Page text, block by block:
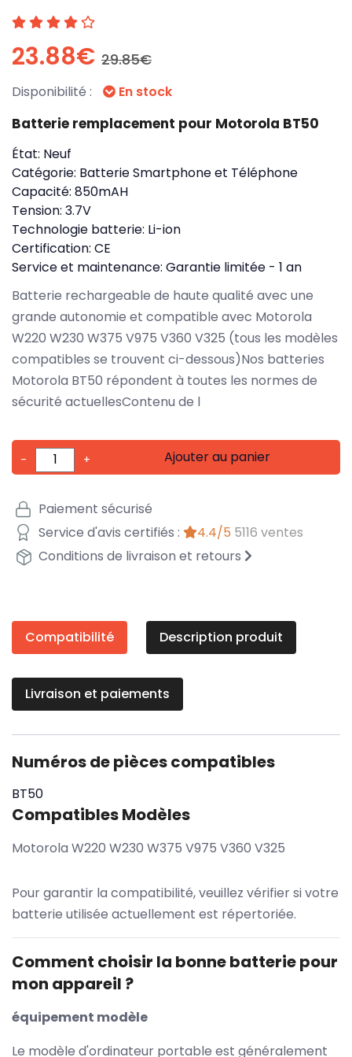
23.88€ 29.85€
Disponibilité : En stock
Batterie remplacement pour Motorola BT50
État: Neuf
Catégorie: Batterie Smartphone et Téléphone
Capacité: 850mAH
Tension: 3.7V
Technologie batterie: Li-ion
Certification: CE
Service et maintenance: Garantie limitée - 1 an
Batterie rechargeable de haute qualité avec une
grande autonomie et compatible avec Motorola
W220 W230 W375 V975 V360 V325 (tous les modèles
compatibles se trouvent ci-dessous)Nos batteries
Motorola BT50 répondent à toutes les normes de
sécurité actuellesContenu de l
- + Ajouter au panier
Paiement sécurisé
Service d'avis certifiés :
4.4/5 5116 ventes
Conditions de livraison et retours
Compatibilité Description produit
Livraison et paiements
Numéros de pièces compatibles
BT50
Compatibles Modèles
Motorola W220 W230 W375 V975 V360 V325
Pour garantir la compatibilité, veuillez vérifier si votre
batterie utilisée actuellement est répertoriée.
Comment choisir la bonne batterie pour
mon appareil ?
équipement modèle
Le modèle d'ordinateur portable est généralement